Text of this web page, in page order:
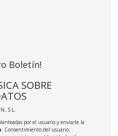
Boletín!
SOBRE
S.L.
por el usuario y enviarle la
: Consentimiento del usuario;